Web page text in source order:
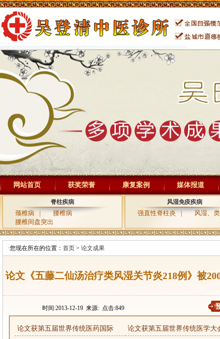
网站首页 获奖荣誉 康复案例 媒体报道
脊柱疾病
颈椎病 |
腰椎病
腰椎间盘突出
风湿免疫疾病
强直性脊柱炎 | 风湿、
·您现在所在的位置： 首页 > 论文成果
论文《五藤二仙汤治疗类风湿关节炎218例》被
时间:2013-12-19 来源: 点击:849
论文获第五届世界传统医药国际
论文获第五届世界传统医学大